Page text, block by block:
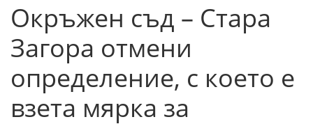
Окръжен съд – Стара
Загора отмени
определение, с което е
взета мярка за